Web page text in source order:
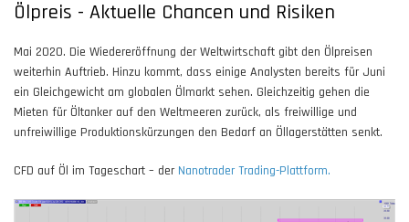
Ölpreis - Aktuelle Chancen und Risiken
Mai 2020. Die Wiedereröffnung der Weltwirtschaft gibt den Ölpreisen
weiterhin Auftrieb. Hinzu kommt, dass einige Analysten bereits für Juni
ein Gleichgewicht am globalen Ölmarkt sehen. Gleichzeitig gehen die
Mieten für Öltanker auf den Weltmeeren zurück, als freiwillige und
unfreiwillige Produktionskürzungen den Bedarf an Öllagerstätten senkt.
CFD auf Öl im Tageschart – der Nanotrader Trading-Plattform.